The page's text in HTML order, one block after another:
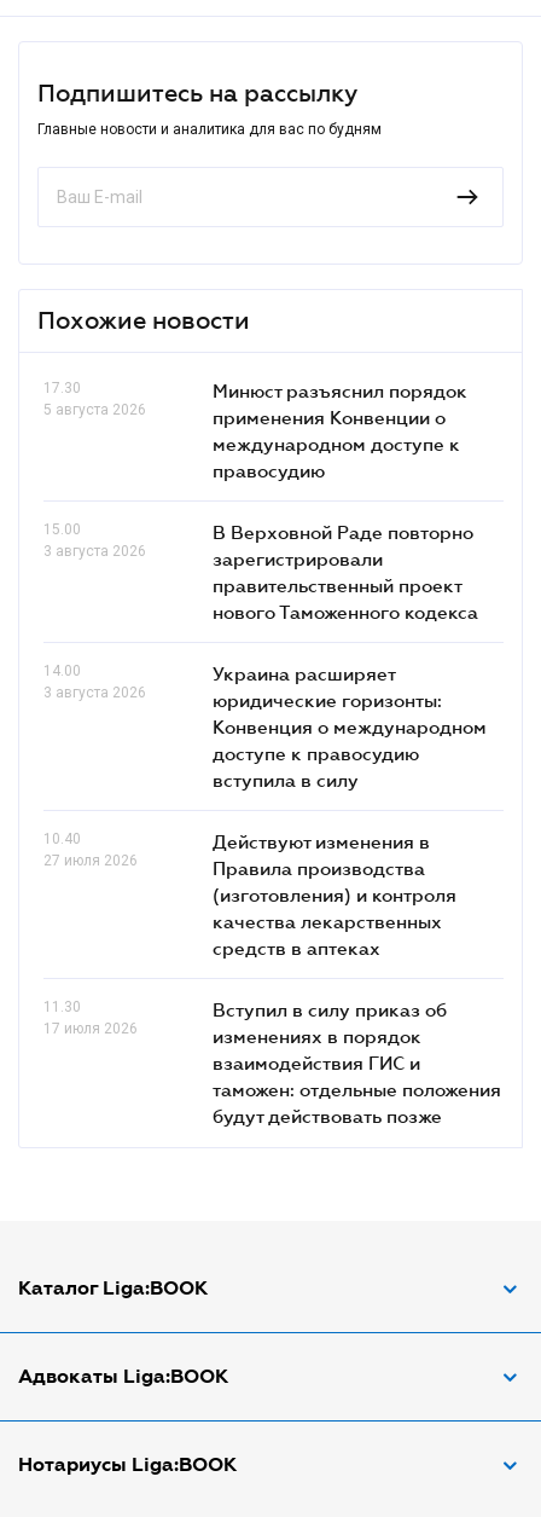
Подпишитесь на рассылку
Главные новости и аналитика для вас по будням
Похожие новости
17.30
5 августа 2026
Минюст разъяснил порядок
применения Конвенции о
международном доступе к
правосудию
15.00
3 августа 2026
В Верховной Раде повторно
зарегистрировали
правительственный проект
нового Таможенного кодекса
14.00
3 августа 2026
Украина расширяет
юридические горизонты:
Конвенция о международном
доступе к правосудию
вступила в силу
10.40
27 июля 2026
Действуют изменения в
Правила производства
(изготовления) и контроля
качества лекарственных
средств в аптеках
11.30
17 июля 2026
Вступил в силу приказ об
изменениях в порядок
взаимодействия ГИС и
таможен: отдельные положения
будут действовать позже
Каталог Liga:BOOK
Адвокат по трудовым спорам
Арбитражный управляющий
Адвокаты Liga:BOOK
Адвокаты в Днепре
Нотариусы Liga:BOOK